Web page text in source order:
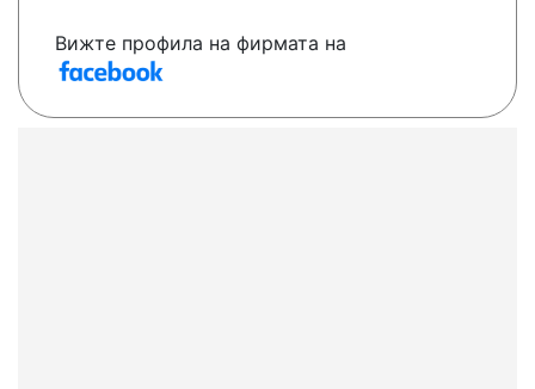
Вижте профила на фирмата на